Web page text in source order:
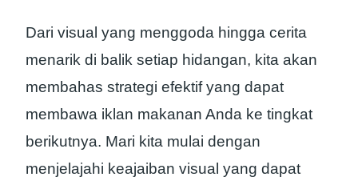
Dari visual yang menggoda hingga cerita
menarik di balik setiap hidangan, kita akan
membahas strategi efektif yang dapat
membawa iklan makanan Anda ke tingkat
berikutnya. Mari kita mulai dengan
menjelajahi keajaiban visual yang dapat